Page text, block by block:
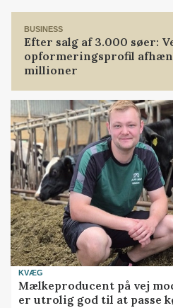
BUSINESS
Efter salg af 3.000 søer:
opformeringsprofil
millioner
KVÆG
Mælkeproducent på vej
er utrolig god til at passe